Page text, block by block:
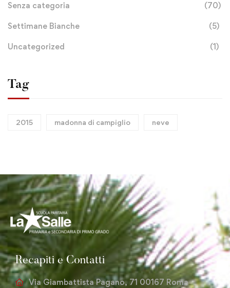
Senza categoria (70)
Settimane Bianche (5)
Uncategorized (1)
Tag
2015 madonna di campiglio neve
Recapiti e Contatti
Via Giambattista Pagano, 71 00167 Roma